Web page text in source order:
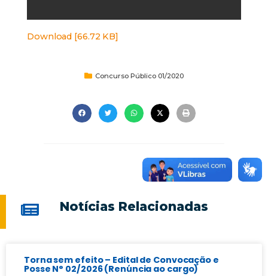
Download [66.72 KB]
Concurso Público 01/2020
Notícias Relacionadas
Torna sem efeito – Edital de Convocação e
Posse N° 02/2026 (Renúncia ao cargo)